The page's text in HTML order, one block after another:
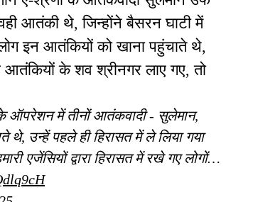
आतंकी थे, जिन्होंने बैसरन घाटी में
इन आतंकियों को खाना पहुंचाते थे,
आतंकियों के शव श्रीनगर लाए गए, तो
ऑपरेशन में तीनों आतंकवादी - सुलेमान,
थे, उन्हें पहले ही हिरासत में ले लिया गया
एजेंसियों द्वारा हिरासत में रखे गए लोगों…